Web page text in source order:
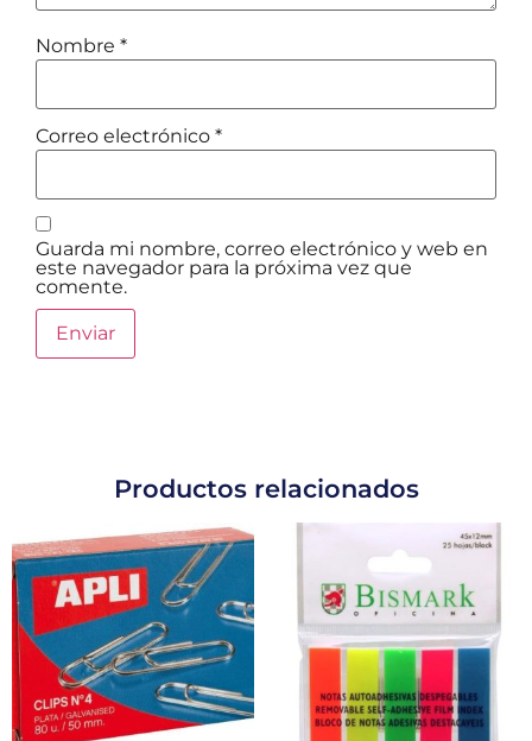
Nombre *
Correo electrónico *
Guarda mi nombre, correo electrónico y web en
este navegador para la próxima vez que
comente.
Productos relacionados